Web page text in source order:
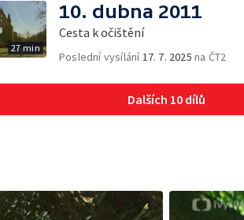
27 min
10. dubna 2011
Cesta k očištění
Poslední vysílání17. 7. 2025 na ČT2
Dalších 10 dílů